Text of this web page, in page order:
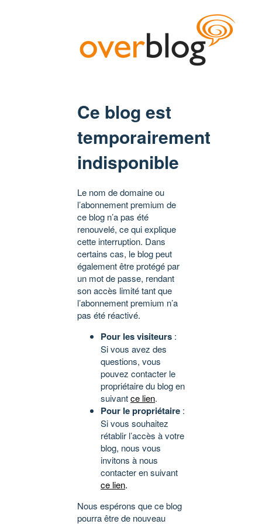
Ce blog est
temporairement
indisponible
Le nom de domaine ou
l’abonnement premium de
ce blog n’a pas été
renouvelé, ce qui explique
cette interruption. Dans
certains cas, le blog peut
également être protégé par
un mot de passe, rendant
son accès limité tant que
l’abonnement premium n’a
pas été réactivé.
Pour les visiteurs :
Si vous avez des
questions, vous
pouvez contacter le
propriétaire du blog en
suivantce lien.
Pour le propriétaire :
Si vous souhaitez
rétablir l’accès à votre
blog, nous vous
invitons à nous
contacter en suivant
ce lien.
Nous espérons que ce blog
pourra être de nouveau